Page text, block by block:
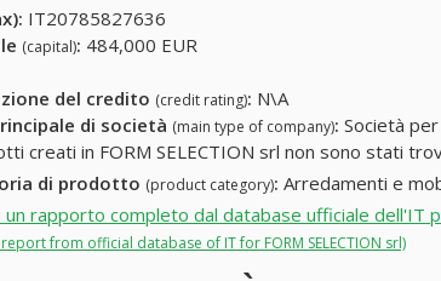
IT20785827636
(capital): 484,000 EUR
del credito (credit rating): N\A
di società (main type of company): Società per
creati in FORM SELECTION srl non sono stati
di prodotto (product category): Arredamenti e
rapporto completo dal database ufficiale dell'IT
from official database of IT for FORM SELECTION srl)